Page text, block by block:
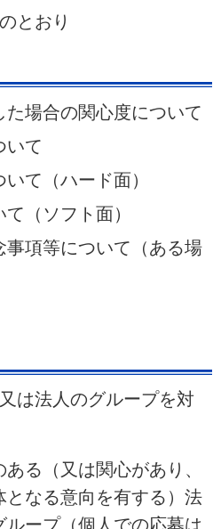
とおり
た場合の関心度について
いて
て（ハード面）
（ソフト面）
事項等について（ある場
は法人のグループを対
る（又は関心があり、
となる意向を有する）法
ループ（個人での応募は